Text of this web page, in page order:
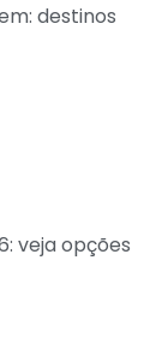
destinos
veja opções